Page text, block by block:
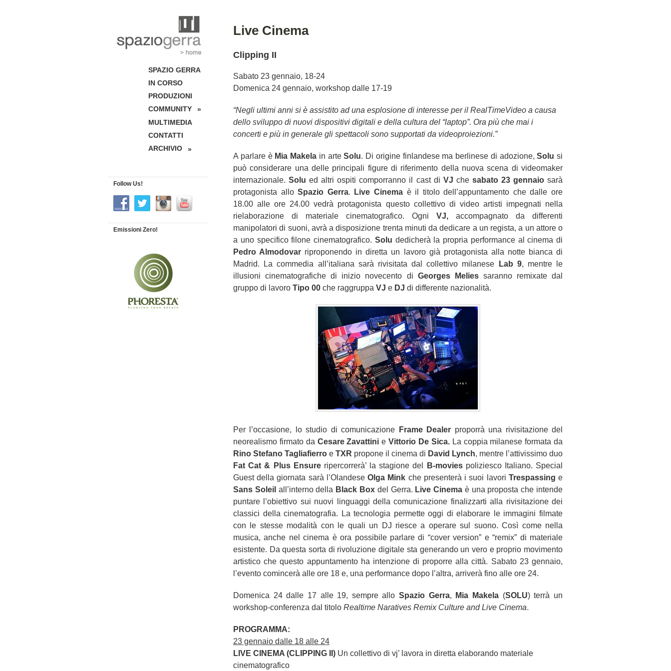
Live Cinema
Clipping II
Sabato 23 gennaio, 18-24
Domenica 24 gennaio, workshop dalle 17-19
“Negli ultimi anni si è assistito ad una esplosione di interesse per il RealTimeVideo a causa
dello sviluppo di nuovi dispositivi digitali e della cultura del “laptop”. Ora più che mai i
concerti e più in generale gli spettacoli sono supportati da videoproiezioni.”
A parlare è Mia Makela in arteSolu. Di origine finlandese ma berlinese di adozione,Solu si
può considerare una delle principali figure di riferimento della nuova scena di videomaker
internazionale.Solued altri ospiti comporranno il cast di VJ che sabato 23 gennaiosarà
protagonista alloSpazio Gerra. Live Cinemaè il titolo dell’appuntamento che dalle ore
18.00 alle ore 24.00 vedrà protagonista questo collettivo di video artisti impegnati nella
rielaborazione di materiale cinematografico. Ogni VJ, accompagnato da differenti
manipolatori di suoni, avrà a disposizione trenta minuti da dedicare a un regista, a un attore o
a uno specifico filone cinematografico. Solu dedicherà la propria performance al cinema di
Pedro Almodovar riproponendo in diretta un lavoro già protagonista alla notte bianca di
Madrid. La commedia all’italiana sarà rivisitata dal collettivo milanese
Lab 9, mentre le
illusioni cinematografiche di inizio novecento di Georges Melies saranno remixate dal
gruppo di lavoro Tipo 00 che raggruppa VJ e DJ di differente nazionalità.
Per l’occasione, lo studio di comunicazione Frame Dealer proporrà una rivisitazione del
neorealismo firmato da Cesare ZavattinieVittorio De Sica.La coppia milanese formata da
Rino Stefano Tagliafierro e TXR propone il cinema di David Lynch, mentre l’attivissimo duo
Fat Cat & Plus Ensureripercorrerà’ la stagione del B-movies poliziesco Italiano. Special
Guest della giornata sarà l’OlandeseOlga Mink che presenterà i suoi lavori Trespassing e
Sans Soleil all’interno della Black Boxdel Gerra. Live Cinema è una proposta che intende
puntare l’obiettivo sui nuovi linguaggi della comunicazione finalizzarti alla rivisitazione dei
classici della cinematografia. La tecnologia permette oggi di elaborare le immagini filmate
con le stesse modalità con le quali un DJ riesce a operare sul suono. Così come nella
musica, anche nel cinema è ora possibile parlare di “cover version” e “remix” di materiale
esistente. Da questa sorta di rivoluzione digitale sta generando un vero e proprio movimento
artistico che questo appuntamento ha intenzione di proporre alla città. Sabato 23 gennaio,
l’evento comincerà alle ore 18 e, una performance dopo l’altra, arriverà fino alle ore 24.
Domenica 24 dalle 17 alle 19, sempre alloSpazio Gerra, Mia Makela (SOLU) terrà un
workshop-conferenza dal titolo Realtime Naratives Remix Culture and Live Cinema.
PROGRAMMA:
23 gennaio dalle 18 alle 24
LIVE CINEMA (CLIPPING II) Un collettivo di vj’ lavora in diretta elaborando materiale
cinematografico
SPAZIO GERRA
IN CORSO
PRODUZIONI
COMMUNITY
»
MULTIMEDIA
CONTATTI
ARCHIVIO
»
Follow Us!
Emissioni Zero!